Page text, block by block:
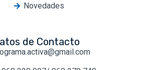
Novedades
de Contacto